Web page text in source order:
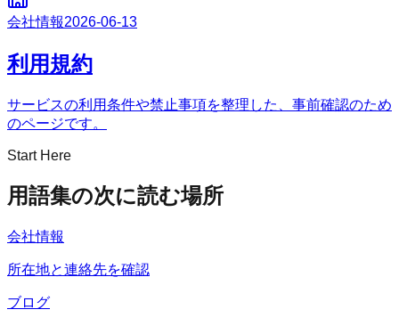
会社情報2026-06-13
利用規約
サービスの利用条件や禁止事項を整理した、事前確認のため
のページです。
Start Here
用語集の次に読む場所
会社情報
所在地と連絡先を確認
ブログ